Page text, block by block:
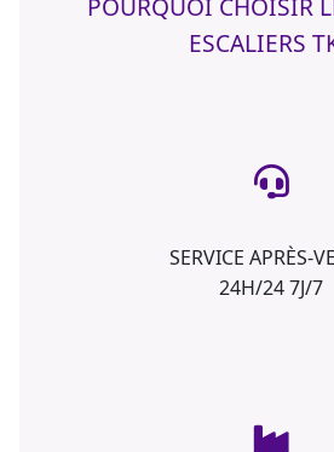
POURQUOI CHOISIR
ESCALIERS
SERVICE APRÈS-
24H/24 7J/7